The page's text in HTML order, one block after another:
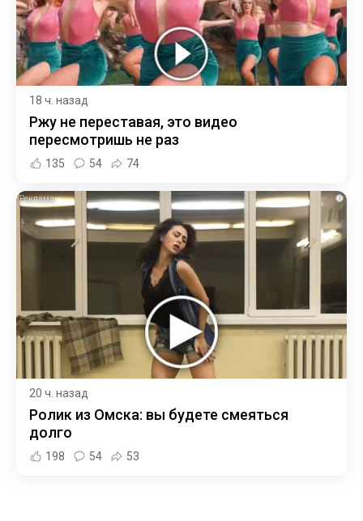
18 ч. назад
Ржу не переставая, это видео
пересмотришь не раз
135 54 74
i
20 ч. назад
Ролик из Омска: вы будете смеяться
долго
198 54 53